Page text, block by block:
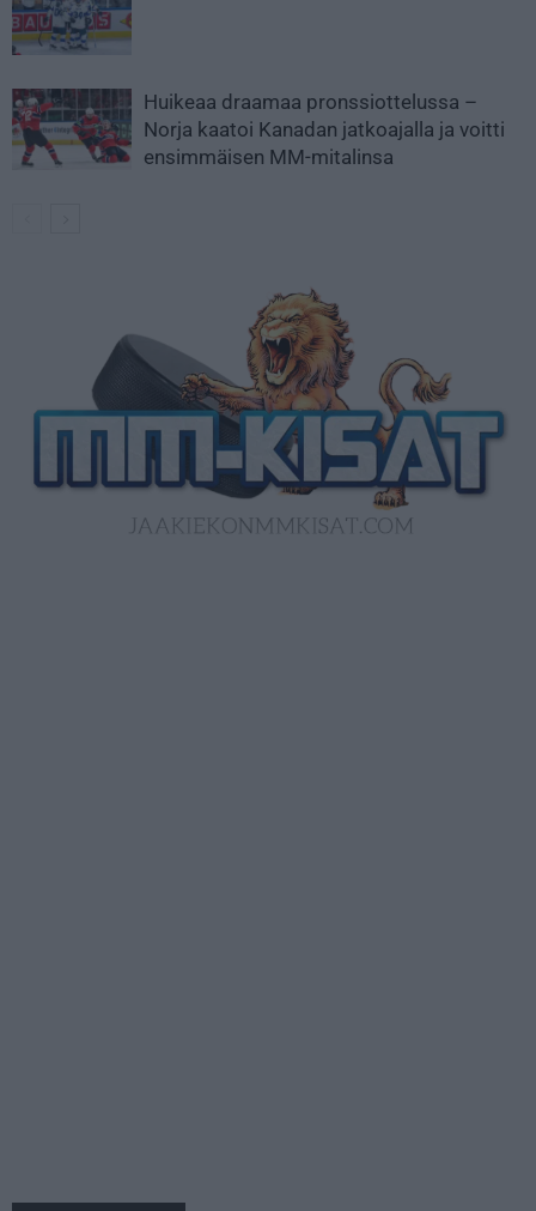
Huikeaa draamaa pronssiottelussa –
Norja kaatoi Kanadan jatkoajalla ja voitti
ensimmäisen MM-mitalinsa